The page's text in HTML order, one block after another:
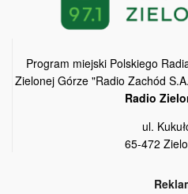
Program miejski Polskiego
Zielonej Górze "Radio Zachód
Radio
ul.
65-472